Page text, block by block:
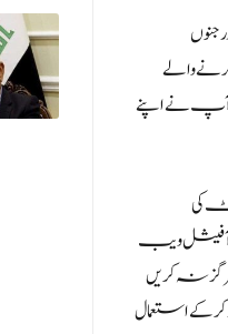
کرنے والے
آپ نے اپنے
کی
آفیشل ویب
کسی بھی نامعلوم ذریعے سے ونڈوز 11 ڈاؤن لوڈ ہر گز نہ کریں
11 کو آزمائشی طور پر ڈاؤن لوڈ کرکے استعمال